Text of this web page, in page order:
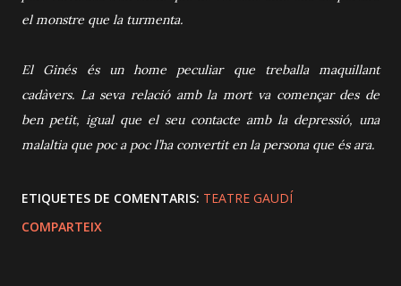
el monstre que la turmenta.
El Ginés és un home peculiar que treballa maquillant
cadàvers. La seva relació amb la mort va començar des de
ben petit, igual que el seu contacte amb la depressió, una
malaltia que poc a poc l’ha convertit en la persona que és ara.
ETIQUETES DE COMENTARIS: TEATRE GAUDÍ
COMPARTEIX